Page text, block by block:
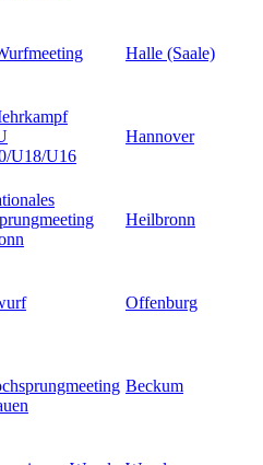
Halle (Saale)
U18/U16
Hannover
Heilbronn
Offenburg
Beckum